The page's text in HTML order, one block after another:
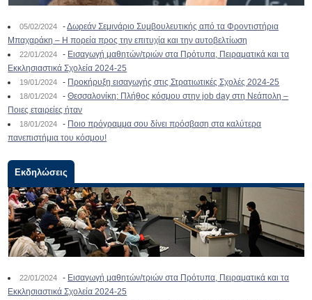
05/02/2024 -Δωρεάν Σεμινάριο Συμβουλευτικής από τα Φροντιστήρια
Μπαχαράκη – Η πορεία προς την επιτυχία και την αυτοβελτίωση
22/01/2024 - Εισαγωγή μαθητών/τριών στα Πρότυπα, Πειραματικά και τα
Εκκλησιαστικά Σχολεία 2024-25
19/01/2024 - Προκήρυξη εισαγωγής στις Στρατιωτικές Σχολές 2024-25
18/01/2024 -Θεσσαλονίκη: Πλήθος κόσμου στην job day στη Νεάπολη –
Ποιες εταιρείες ήταν
18/01/2024 - Ποιο πρόγραμμα σου δίνει πρόσβαση στα καλύτερα
πανεπιστήμια του κόσμου!
Εκδηλώσεις
22/01/2024 - Εισαγωγή μαθητών/τριών στα Πρότυπα, Πειραματικά και τα
Εκκλησιαστικά Σχολεία 2024-25